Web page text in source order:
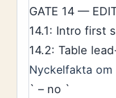
GATE 14 —
14.1: Intro first
14.2: Table
Nyckelfakta
` – no `